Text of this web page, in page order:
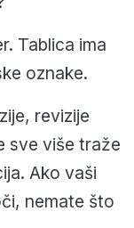
Tablica ima
oznake.
revizije
sve više traže
Ako vaši
nemate što